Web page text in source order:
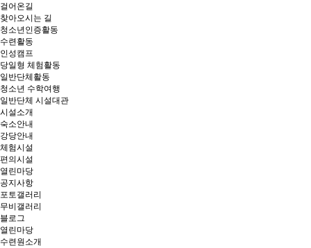
걸어온길
찾아오시는 길
청소년인증활동
수련활동
인성캠프
당일형 체험활동
일반단체활동
청소년 수학여행
일반단체 시설대관
시설소개
숙소안내
강당안내
체험시설
편의시설
열린마당
공지사항
포토갤러리
무비갤러리
블로그
열린마당
수련원소개